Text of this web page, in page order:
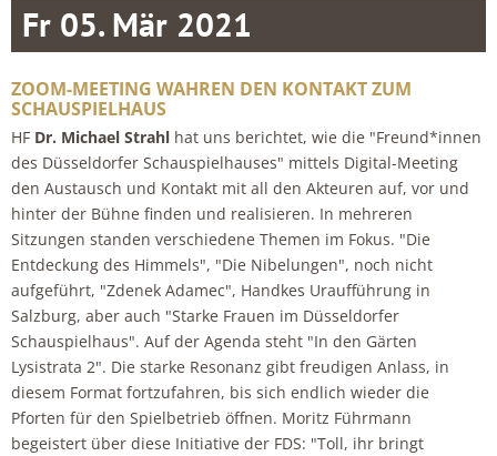
Fr 05. Mär 2021
ZOOM-MEETING WAHREN DEN KONTAKT ZUM
SCHAUSPIELHAUS
HF Dr. Michael Strahl hat uns berichtet, wie die "Freund*innen
des Düsseldorfer Schauspielhauses" mittels Digital-Meeting
den Austausch und Kontakt mit all den Akteuren auf, vor und
hinter der Bühne finden und realisieren. In mehreren
Sitzungen standen verschiedene Themen im Fokus. "Die
Entdeckung des Himmels", "Die Nibelungen", noch nicht
aufgeführt, "Zdenek Adamec", Handkes Uraufführung in
Salzburg, aber auch "Starke Frauen im Düsseldorfer
Schauspielhaus". Auf der Agenda steht "In den Gärten
Lysistrata 2". Die starke Resonanz gibt freudigen Anlass, in
diesem Format fortzufahren, bis sich endlich wieder die
Pforten für den Spielbetrieb öffnen. Moritz Führmann
begeistert über diese Initiative der FDS: "Toll, ihr bringt